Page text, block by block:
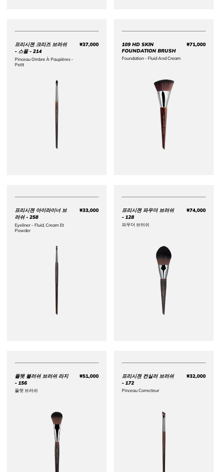
프리시젼 크리즈 브러쉬
- 스몰 - 214
Pinceau Ombre À Paupières -
Petit
₩37,000Price ₩37,000
109 HD SKIN
FOUNDATION BRUSH
Foundation - Fluid And Cream​
₩71,000Price
프리시젼 아이라이너 브
러쉬 - 258
Eyeliner - Fluid, Cream Et
Powder​
₩33,000Price ₩33,000프리시젼 파우더 브러쉬
- 128
파우더 브러쉬
₩74,000Price
플랫 블러쉬 브러쉬 라지
- 156
플랫 브러쉬
₩51,000Price ₩51,000프리시젼 컨실러 브러쉬
- 172
Pinceau Correcteur
₩32,000Price